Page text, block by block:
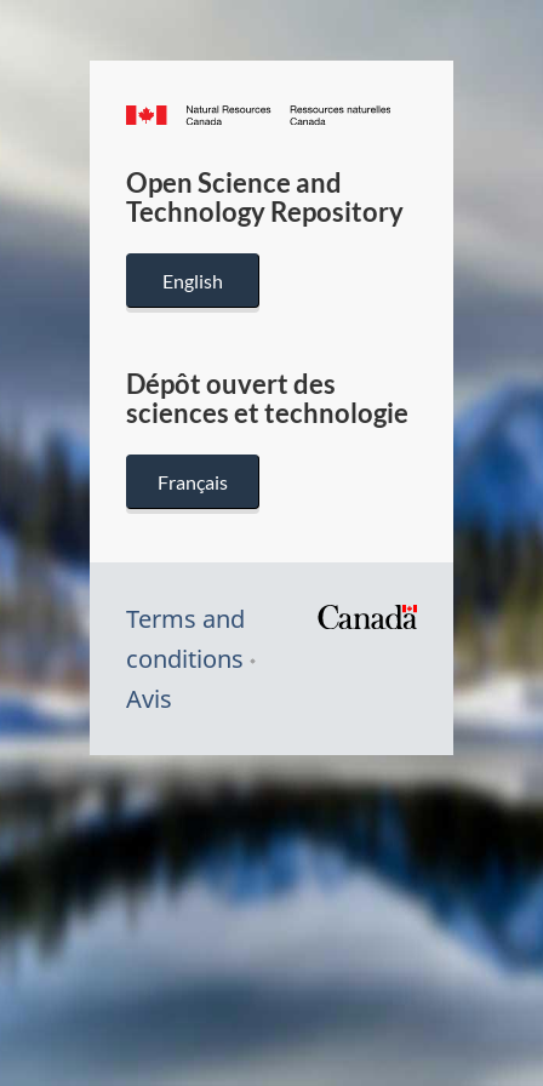
Canada.ca
/
Canada
Open Science and
Technology Repository
English
Dépôt ouvert des
sciences et technologie
Français
Terms and
conditions
Avis
Symbole
du
Canada